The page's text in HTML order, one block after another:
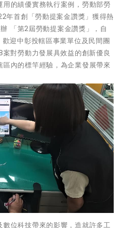
的績優實務執行案例，勞動部勞
年首創「勞動提案金讚獎」獲得熱
「第2屆勞動提案金讚獎」，自
迎中彰投轄區事業單位及民間團
對勞動力發展具效益的創新優良
內的標竿經驗，為企業發展帶來
位科技帶來的影響，造就許多工